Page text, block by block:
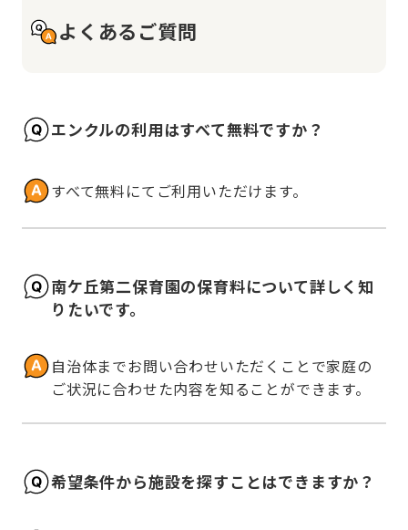
よくあるご質問
エンクルの利用はすべて無料ですか？
すべて無料にてご利用いただけます。
南ケ丘第二保育園の保育料について詳しく知
りたいです。
自治体までお問い合わせいただくことで家庭の
ご状況に合わせた内容を知ることができます。
希望条件から施設を探すことはできますか？